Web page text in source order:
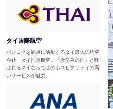
タイ国際航空
バンコクを拠点に活動するタイ最大の航空
会社・タイ国際航空。「微笑みの国」と呼
ばれるタイならではのホスピタリティの高
いサービスが魅力。